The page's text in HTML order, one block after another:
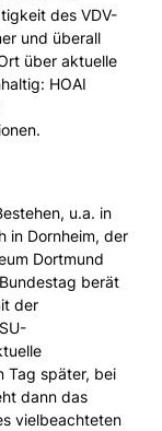
des VDV-
und überall
über aktuelle
HOAI
u.a. in
in Dornheim, der
Dortmund
berät
der
Tag später, bei
dann das
vielbeachteten